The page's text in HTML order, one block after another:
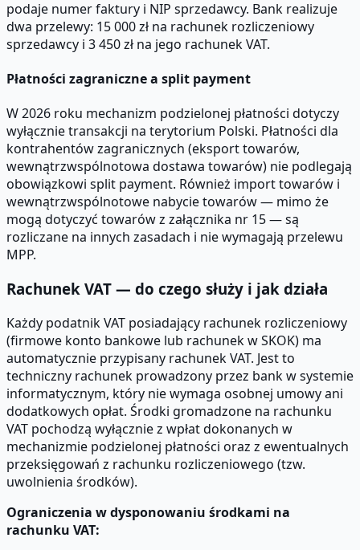
podaje numer faktury i NIP sprzedawcy. Bank realizuje
dwa przelewy: 15 000 zł na rachunek rozliczeniowy
sprzedawcy i 3 450 zł na jego rachunek VAT.
Płatności zagraniczne a split payment
W 2026 roku mechanizm podzielonej płatności dotyczy
wyłącznie transakcji na terytorium Polski. Płatności dla
kontrahentów zagranicznych (eksport towarów,
wewnątrzwspólnotowa dostawa towarów) nie podlegają
obowiązkowi split payment. Również import towarów i
wewnątrzwspólnotowe nabycie towarów — mimo że
mogą dotyczyć towarów z załącznika nr 15 — są
rozliczane na innych zasadach i nie wymagają przelewu
MPP.
Rachunek VAT — do czego służy i jak działa
Każdy podatnik VAT posiadający rachunek rozliczeniowy
(firmowe konto bankowe lub rachunek w SKOK) ma
automatycznie przypisany rachunek VAT. Jest to
techniczny rachunek prowadzony przez bank w systemie
informatycznym, który nie wymaga osobnej umowy ani
dodatkowych opłat. Środki gromadzone na rachunku
VAT pochodzą wyłącznie z wpłat dokonanych w
mechanizmie podzielonej płatności oraz z ewentualnych
przeksięgowań z rachunku rozliczeniowego (tzw.
uwolnienia środków).
Ograniczenia w dysponowaniu środkami na
rachunku VAT: